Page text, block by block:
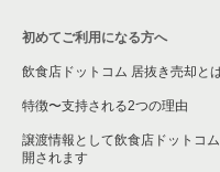
千葉県の現賃料20万円以下
初めてご利用になる方へ
飲食店ドットコム 居抜き売却と
特徴〜支持される2つの理由
譲渡情報として飲食店ドットコ
開されます